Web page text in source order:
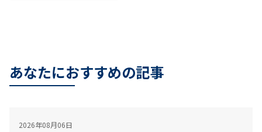
あなたにおすすめの記事
2026年08月06日